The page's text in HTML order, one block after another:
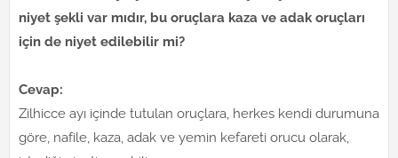
niyet şekli var mıdır, bu oruçlara kaza ve adak oruçları
için de niyet edilebilir mi?
Cevap:
Zilhicce ayı içinde tutulan oruçlara, herkes kendi durumuna
göre, nafile, kaza, adak ve yemin kefareti orucu olarak,